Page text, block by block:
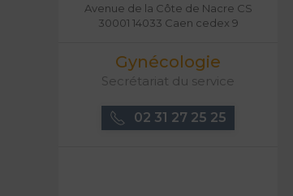
Avenue de la Côte de Nacre CS
30001 14033 Caen cedex 9
Gynécologie
Secrétariat du service
02 31 27 25 25